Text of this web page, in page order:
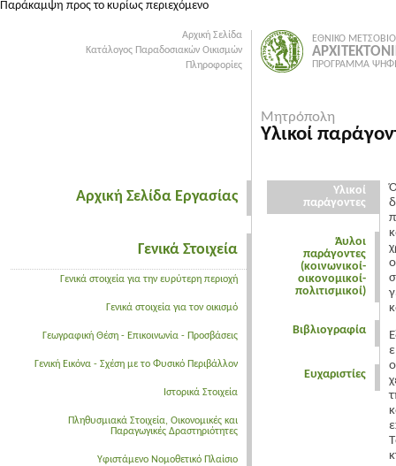
Παράκαμψη προς το κυρίως περιεχόμενο
Αρχική Σελίδα
Κατάλογος Παραδοσιακών Οικισμών
Πληροφορίες
Αρχική Σελίδα Εργασίας
Γενικά Στοιχεία
Γενικά στοιχεία για την ευρύτερη περιοχή
Γενικά στοιχεία για τον οικισμό
Γεωγραφική Θέση - Επικοινωνία - Προσβάσεις
Γενική Εικόνα - Σχέση με το Φυσικό Περιβάλλον
Ιστορικά Στοιχεία
Πληθυσμιακά Στοιχεία, Οικονομικές και
Παραγωγικές Δραστηριότητες
Υφιστάμενο Νομοθετικό Πλαίσιο
ΕΘΝΙΚΟ
ΠΡΟΓΡΑΜΜΑ
Μητρόπολη
Υλικοί
Υλικοί
παράγοντες
Άυλοι
παράγοντες
(κοινωνικοί-
οικονομικοί-
πολιτισμικοί)
Βιβλιογραφία
Ευχαριστίες